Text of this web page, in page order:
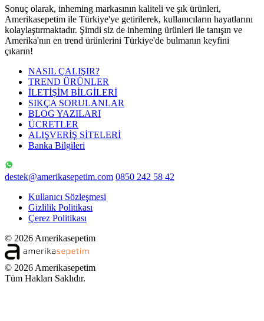
Sonuç olarak, inheming markasının kaliteli ve şık ürünleri,
Amerikasepetim ile Türkiye'ye getirilerek, kullanıcıların hayatlarını
kolaylaştırmaktadır. Şimdi siz de inheming ürünleri ile tanışın ve
Amerika'nın en trend ürünlerini Türkiye'de bulmanın keyfini
çıkarın!
NASIL ÇALIŞIR?
TREND ÜRÜNLER
İLETİŞİM BİLGİLERİ
SIKÇA SORULANLAR
BLOG YAZILARI
ÜCRETLER
ALIŞVERİŞ SİTELERİ
Banka Bilgileri
destek@amerikasepetim.com 0850 242 58 42
Kullanıcı Sözleşmesi
Gizlilik Politikası
Çerez Politikası
© 2026 Amerikasepetim
© 2026 Amerikasepetim
Tüm Hakları Saklıdır.